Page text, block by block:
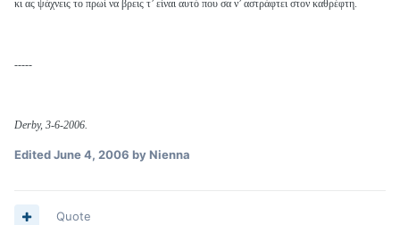
κι ας ψάχνεις το πρωί να βρεις τ’ είναι αυτό που σα ν’ αστράφτει στον καθρέφτη.
-----
Derby, 3-6-2006.
EditedJune 4, 2006 by Nienna
Quote